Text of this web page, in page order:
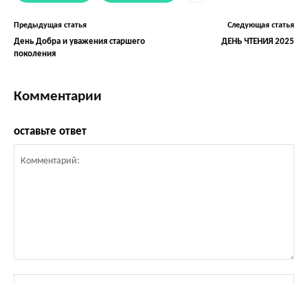
Предыдущая статья
День Добра и уважения старшего
поколения
Следующая статья
ДЕНЬ ЧТЕНИЯ 2025
Комментарии
оставьте ответ